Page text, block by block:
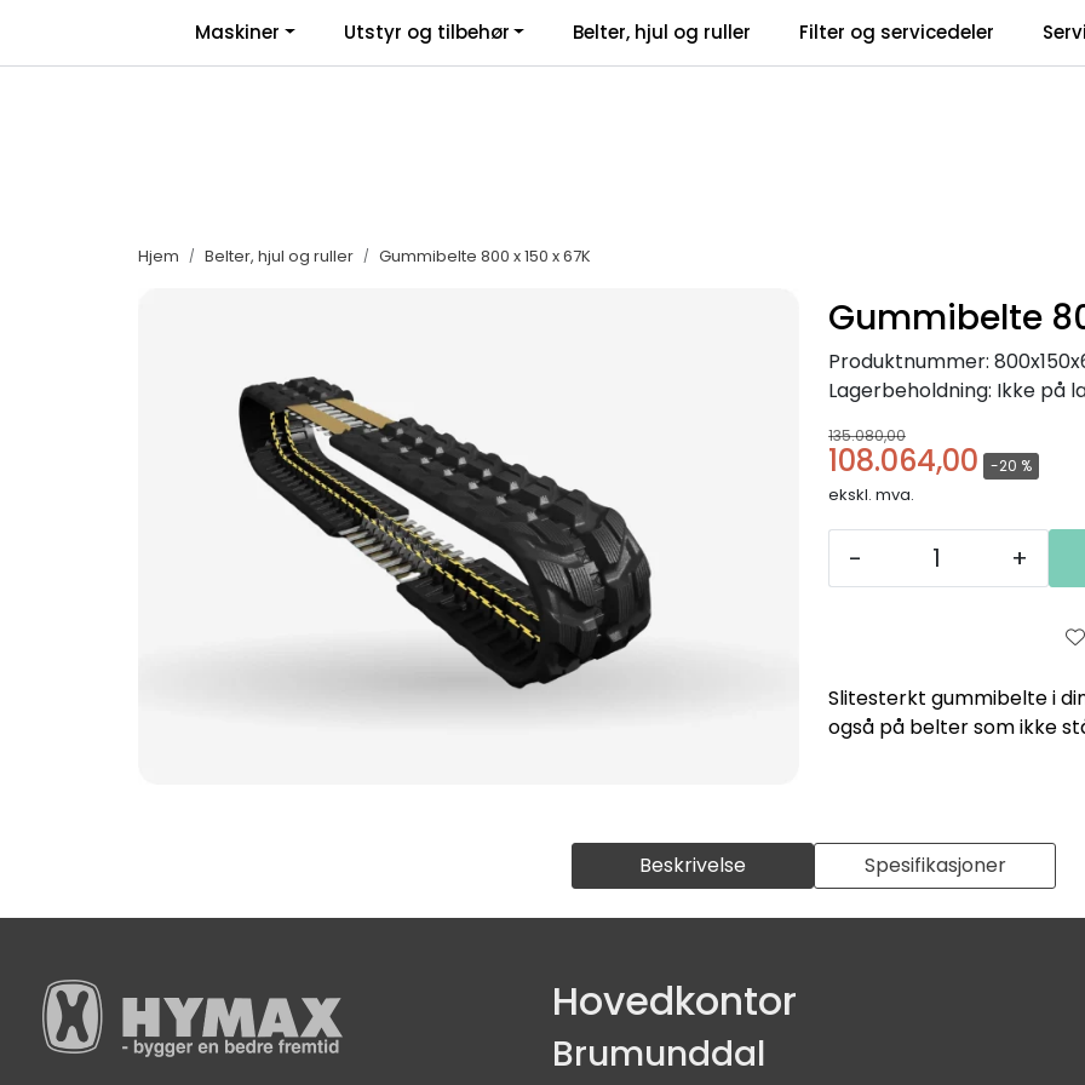
Facebook | Salgsbetingelser | Nyhetsbrev
Maskiner Utstyr og tilbehør Belter, hjul og ruller Filter og servicedeler
Hjem Belter, hjul og ruller Gummibelte 800 x 150 x 67K
Gummibelte
Produktnummer:
Lagerbeholdning: Ikke på
135.080,00
108.064,00 -20 %
ekskl. mva.
- +
Slitesterkt gummibelte i
også på belter som ikke
Beskrivelse Spesifikasjoner
Hovedkontor
Brumunddal